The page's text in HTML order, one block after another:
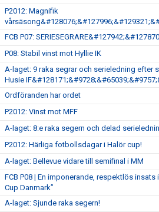
P2012: Magnifik
FCB P07:
P08: Stabil vinst mot Hyllie IK
A-laget: 9 raka segrar och serieledning efter
Husie
Ordföranden har ordet
P2012: Vinst mot MFF
A-laget: 8:e raka segern och delad
P2012: Härliga fotbollsdagar i Halör cup!
A-laget: Bellevue vidare till semifinal i MM
FCB P08 | En imponerande, respektlös insats
Cup Danmark”
A-laget: Sjunde raka segern!